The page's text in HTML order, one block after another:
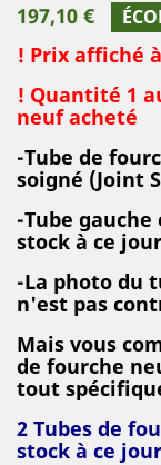
197,10 €
! Prix affiché
! Quantité 1
neuf acheté
-Tube de
soigné (Joint
-Tube
stock à ce
-La photo du
n'est pas
Mais vous
de fourche
tout
2 Tubes de
stock à ce